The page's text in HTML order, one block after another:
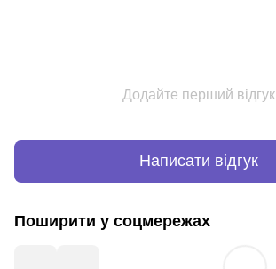
Додайте перший відгук
Написати відгук
Поширити у соцмережах